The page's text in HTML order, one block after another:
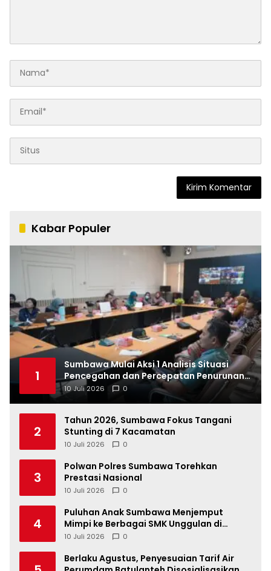
Kabar Populer
1
Sumbawa Mulai Aksi 1 Analisis Situasi
Pencegahan dan Percepatan Penurunan
Stunting Tahun 2026
10 Juli 2026 0
2
Tahun 2026, Sumbawa Fokus Tangani
Stunting di 7 Kacamatan
10 Juli 2026 0
3
Polwan Polres Sumbawa Torehkan
Prestasi Nasional
10 Juli 2026 0
4
Puluhan Anak Sumbawa Menjemput
Mimpi ke Berbagai SMK Unggulan di
Indonesia
10 Juli 2026 0
Berlaku Agustus, Penyesuaian Tarif Air